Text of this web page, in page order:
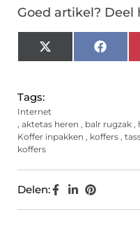
Goed artikel? Deel
X
(Twitter)
Tags:
Internet
, aktetas heren , balr rugzak ,
Koffer inpakken , koffers ,
koffers
Delen: